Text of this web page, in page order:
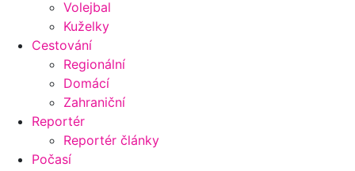
Volejbal
Kuželky
Cestování
Regionální
Domácí
Zahraniční
Reportér
Reportér články
Počasí